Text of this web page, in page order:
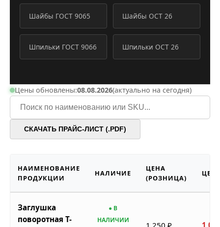
Шайбы ГОСТ 9065 Шайбы ОСТ 26
Шпильки ГОСТ 9066 Шпильки ОСТ 26
Цены обновлены:08.08.2026(актуально на сегодня)
СКАЧАТЬ ПРАЙС-ЛИСТ (.PDF)
НАИМЕНОВАНИЕ
ПРОДУКЦИИ
НАЛИЧИЕ
ЦЕНА
(РОЗНИЦА)
Заглушка
поворотная Т-
● В
НАЛИЧИИ
1 250 ₽ 1